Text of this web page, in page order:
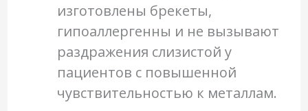
изготовлены брекеты,
гипоаллергенны и не вызывают
раздражения слизистой у
пациентов с повышенной
чувствительностью к металлам.